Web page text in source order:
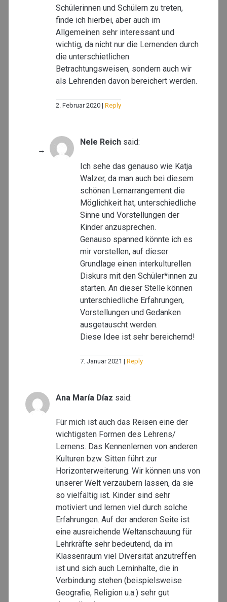
Schülerinnen und Schülern zu treten,
finde ich hierbei, aber auch im
Allgemeinen sehr interessant und
wichtig, da nicht nur die Lernenden durch
die unterschietlichen
Betrachtungsweisen, sondern auch wir
als Lehrenden davon bereichert werden.
2. Februar 2020 Reply
Nele Reich said:
Ich sehe das genauso wie Katja
Walzer, da man auch bei diesem
schönen Lernarrangement die
Möglichkeit hat, unterschiedliche
Sinne und Vorstellungen der
Kinder anzusprechen.
Genauso spanned könnte ich es
mir vorstellen, auf dieser
Grundlage einen interkulturellen
Diskurs mit den Schüler*innen zu
starten. An dieser Stelle können
unterschiedliche Erfahrungen,
Vorstellungen und Gedanken
ausgetauscht werden.
Diese Idee ist sehr bereichernd!
7. Januar 2021 Reply
Ana María Díaz said:
Für mich ist auch das Reisen eine der
wichtigsten Formen des Lehrens/
Lernens. Das Kennenlernen von anderen
Kulturen bzw. Sitten führt zur
Horizonterweiterung. Wir können uns von
unserer Welt verzaubern lassen, da sie
so vielfältig ist. Kinder sind sehr
motiviert und lernen viel durch solche
Erfahrungen. Auf der anderen Seite ist
eine ausreichende Weltanschauung für
Lehrkräfte sehr bedeutend, da im
Klassenraum viel Diversität anzutreffen
ist und sich auch Lerninhalte, die in
Verbindung stehen (beispielsweise
Geografie, Religion u.a.) sehr gut